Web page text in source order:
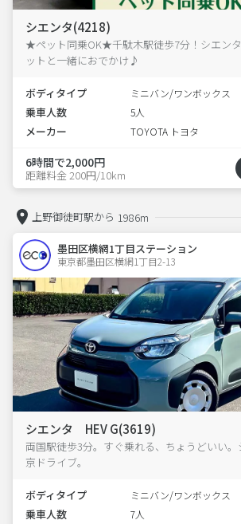
シエンタ(4218)
★ペット同乗OK★千駄木駅徒歩7分！シエン
ットと一緒におでかけ♪
ボディタイプ ミニバン/ワンボックス
乗車人数 5人
メーカー TOYOTA トヨタ
6時間で2,000円
距離料金 200円/10km
上野御徒町駅から 1986m
墨田区横網1丁目ステーション
東京都墨田区横網1丁目2-13
シエンタ HEV G(3619)
両国駅徒歩3分。すぐ乗れる、ちょうどいい
京ドライブ。
ボディタイプ ミニバン/ワンボックス
乗車人数 7人